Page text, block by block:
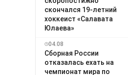
скончался 19-летний
хоккеист «Салавата
Юлаева»
04.08
Сборная России
отказалась ехать на
чемпионат мира по